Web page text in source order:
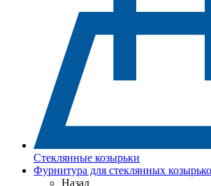
Стеклянные козырьки
Фурнитура для стеклянных
Назад